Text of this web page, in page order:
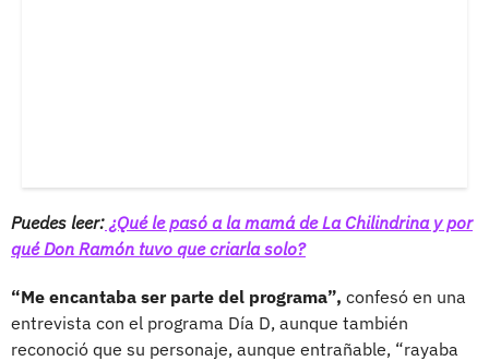
Puedes leer: ¿Qué le pasó a la mamá de La Chilindrina y por
qué Don Ramón tuvo que criarla solo?
“Me encantaba ser parte del programa”, confesó en una
entrevista con el programa Día D, aunque también
reconoció que su personaje, aunque entrañable, “rayaba